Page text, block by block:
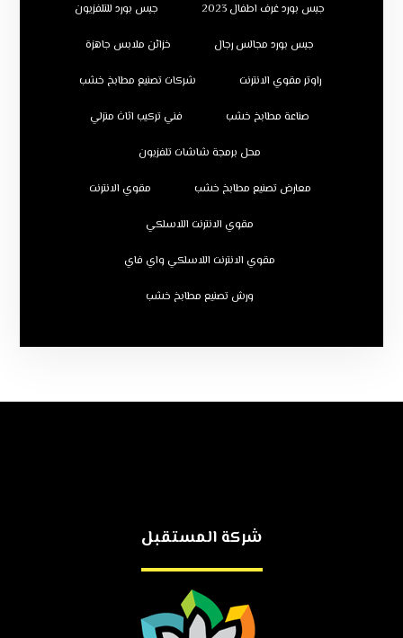
جبس بورد غرف اطفال 2023 جبس بورد للتلفزيون
جبس بورد مجالس رجال خزائن ملابس جاهزة
راوتر مقوي الانترنت شركات تصنيع مطابخ خشب
صناعة مطابخ خشب فني تركيب اثاث منزلي
محل برمجة شاشات تلفزيون
معارض تصنيع مطابخ خشب مقوي الانترنت
مقوي الانترنت اللاسلكي
مقوي الانترنت اللاسلكي واي فاي
ورش تصنيع مطابخ خشب
شركة المستقبل